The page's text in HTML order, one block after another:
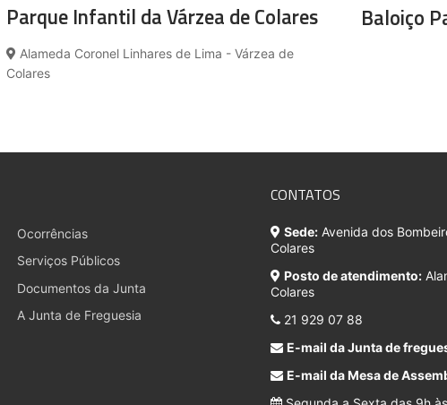
Parque Infantil da Várzea de Colares
Alameda Coronel Linhares de Lima - Várzea de
Colares
Baloiço
Ocorrências
Serviços Públicos
Documentos da Junta
A Junta de Freguesia
CONTATOS
Sede:Avenida dos
Colares
Posto de atendimento:
Colares
21 929 07 88
E-mail da Junta de
E-mail da Mesa de